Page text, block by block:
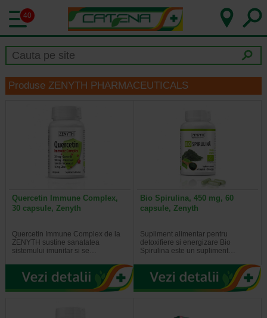
40
Produse ZENYTH PHARMACEUTICALS
Quercetin Immune Complex,
30 capsule, Zenyth
Quercetin Immune Complex de la
ZENYTH sustine sanatatea
sistemului imunitar si se…
Bio Spirulina, 450 mg, 60
capsule, Zenyth
Supliment alimentar pentru
detoxifiere si energizare Bio
Spirulina este un supliment…